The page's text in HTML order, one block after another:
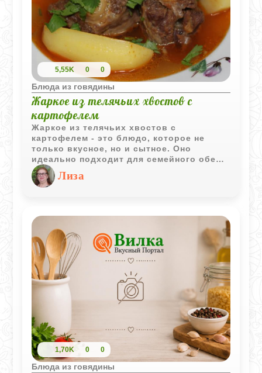
5,55K 0 0
Блюда из говядины
Жаркое из телячьих хвостов с
картофелем
Жаркое из телячьих хвостов с
картофелем - это блюдо, которое не
только вкусное, но и сытное. Оно
идеально подходит для семейного обеда
или ужина.
Лиза
1,70K 0 0
Блюда из говядины